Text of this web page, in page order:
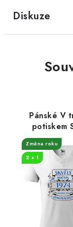
Diskuze
Pánské V
potiskem
ročník
Změna roku
2 + 1